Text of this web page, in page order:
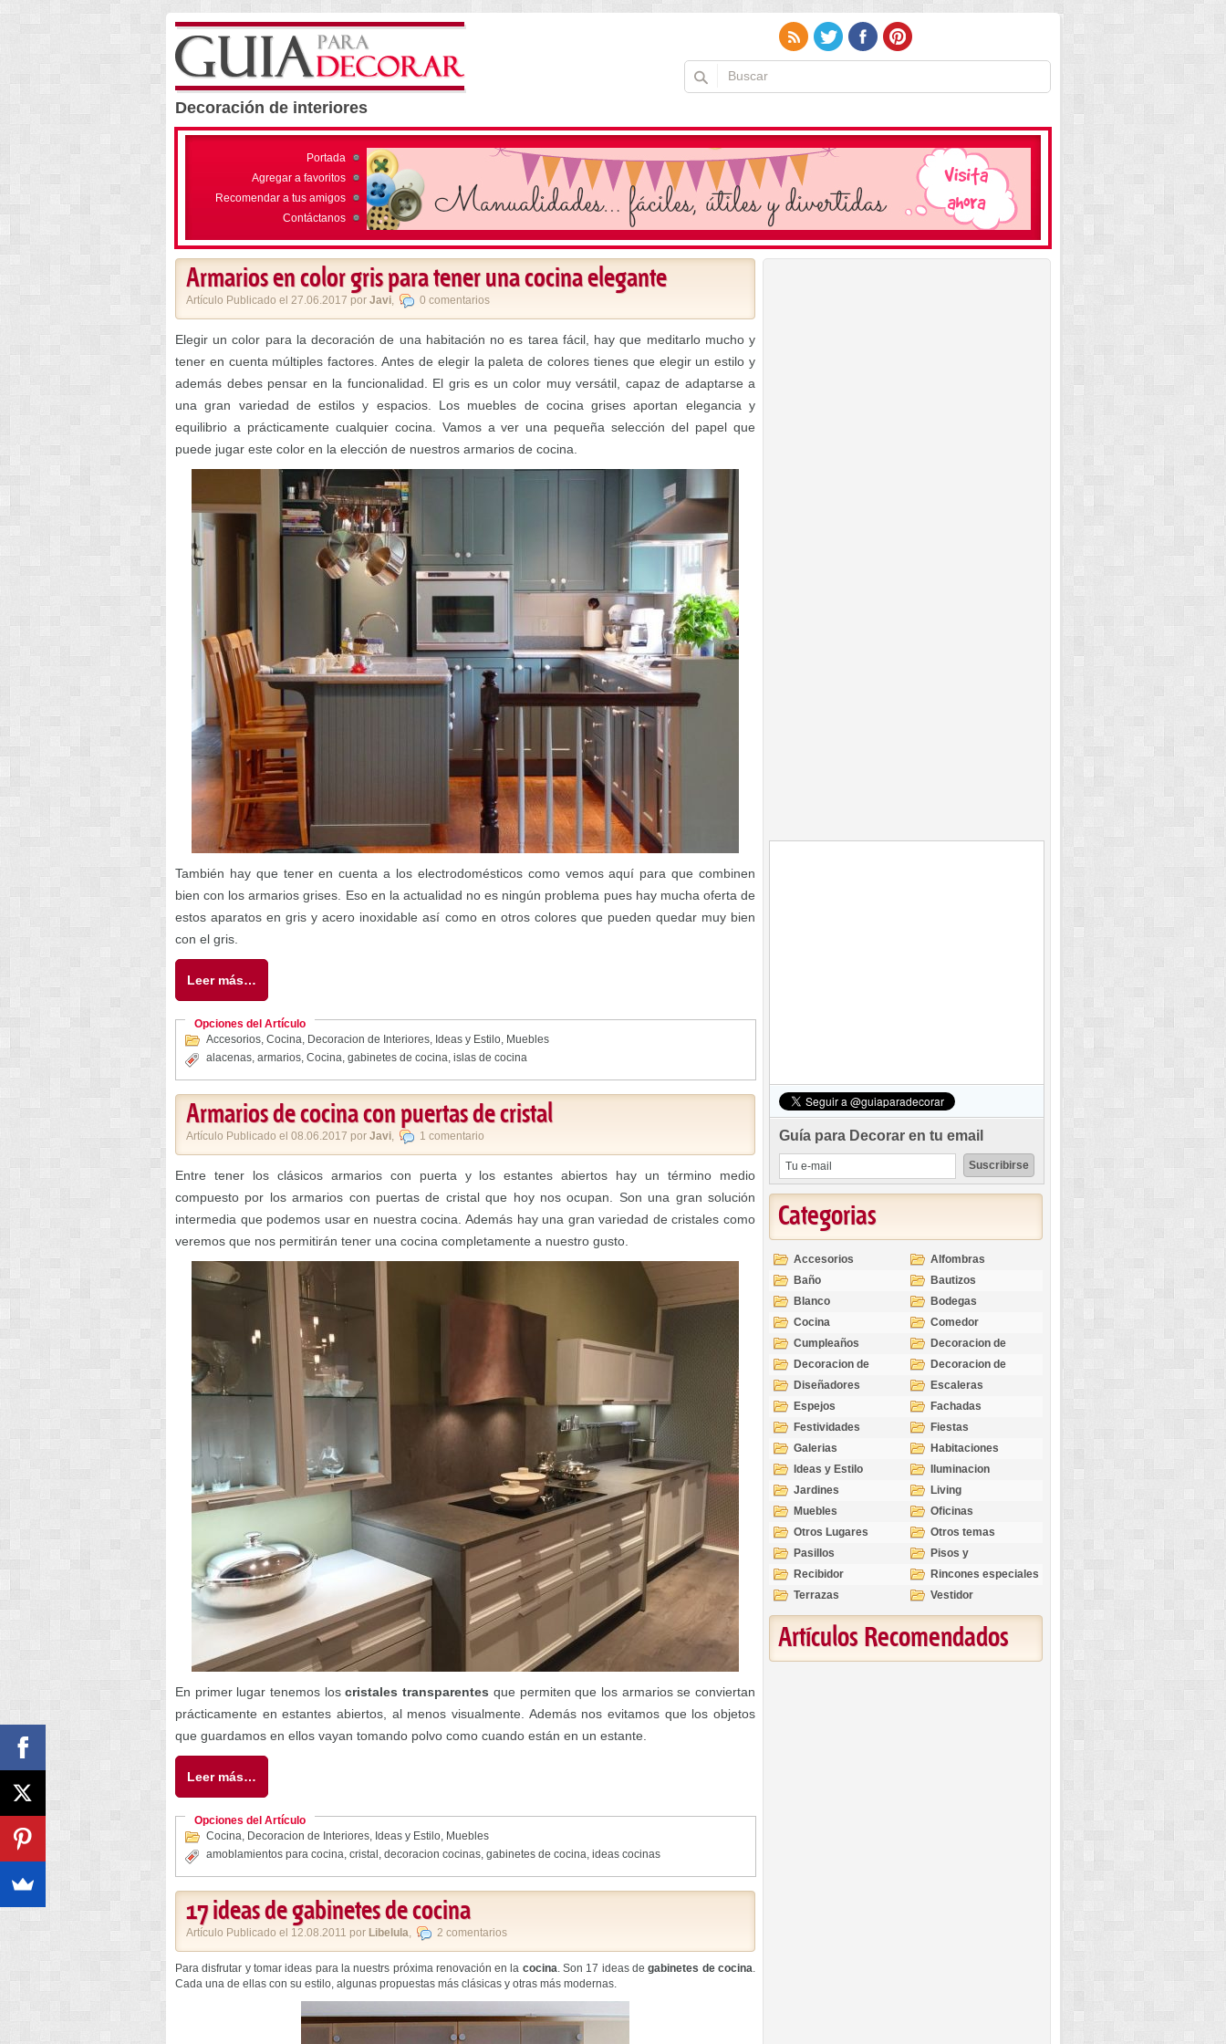
Decoración de interiores
Portada
Agregar a favoritos
Recomendar a tus amigos
Contáctanos
Armarios en color gris para tener una cocina elegante
Artículo Publicado el 27.06.2017 por Javi, 0 comentarios
Elegir un color para la decoración de una habitación no es tarea fácil, hay que meditarlo mucho y
tener en cuenta múltiples factores. Antes de elegir la paleta de colores tienes que elegir un estilo y
además debes pensar en la funcionalidad. El gris es un color muy versátil, capaz de adaptarse a
una gran variedad de estilos y espacios. Los muebles de cocina grises aportan elegancia y
equilibrio a prácticamente cualquier cocina. Vamos a ver una pequeña selección del papel que
puede jugar este color en la elección de nuestros armarios de cocina.
También hay que tener en cuenta a los electrodomésticos como vemos aquí para que combinen
bien con los armarios grises. Eso en la actualidad no es ningún problema pues hay mucha oferta de
estos aparatos en gris y acero inoxidable así como en otros colores que pueden quedar muy bien
con el gris.
Leer más…
Opciones del Artículo
Accesorios, Cocina, Decoracion de Interiores, Ideas y Estilo, Muebles
alacenas, armarios, Cocina, gabinetes de cocina, islas de cocina
Armarios de cocina con puertas de cristal
Artículo Publicado el 08.06.2017 por Javi, 1 comentario
Entre tener los clásicos armarios con puerta y los estantes abiertos hay un término medio
compuesto por los armarios con puertas de cristal que hoy nos ocupan. Son una gran solución
intermedia que podemos usar en nuestra cocina. Además hay una gran variedad de cristales como
veremos que nos permitirán tener una cocina completamente a nuestro gusto.
En primer lugar tenemos loscristales transparentes que permiten que los armarios se conviertan
prácticamente en estantes abiertos, al menos visualmente. Además nos evitamos que los objetos
que guardamos en ellos vayan tomando polvo como cuando están en un estante.
Leer más…
Opciones del Artículo
Cocina, Decoracion de Interiores, Ideas y Estilo, Muebles
amoblamientos para cocina, cristal , decoracion cocinas, gabinetes de cocina, ideas cocinas
17 ideas de gabinetes de cocina
Artículo Publicado el 12.08.2011 por Libelula, 2 comentarios
Para disfrutar y tomar ideas para la nuestrs próxima renovación en la cocina. Son 17 ideas degabinetes de cocina.
Cada una de ellas con su estilo, algunas propuestas más clásicas y otras más modernas.
Guía para Decorar en tu email
Categorias
Accesorios
Alfombras
Baño
Bautizos
Blanco
Bodegas
Cocina
Comedor
Cumpleaños
Decoracion de
Exteriores
Decoracion de
Interiores
Decoracion de
Ocasiones
Diseñadores
Escaleras
Espejos
Fachadas
Festividades
Fiestas
Galerias
Habitaciones
Ideas y Estilo
Iluminacion
Jardines
Living
Muebles
Oficinas
Otros Lugares
Otros temas
Pasillos
Pisos y
revestimientos
Recibidor
Rincones especiales
Terrazas
Vestidor
Artículos Recomendados